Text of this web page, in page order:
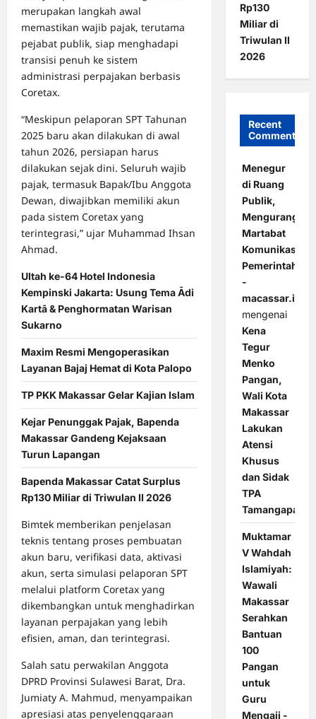
merupakan langkah awal
memastikan wajib pajak, terutama
pejabat publik, siap menghadapi
transisi penuh ke sistem
administrasi perpajakan berbasis
Coretax.
“Meskipun pelaporan SPT Tahunan
2025 baru akan dilakukan di awal
tahun 2026, persiapan harus
dilakukan sejak dini. Seluruh wajib
pajak, termasuk Bapak/Ibu Anggota
Dewan, diwajibkan memiliki akun
pada sistem Coretax yang
terintegrasi,” ujar Muhammad Ihsan
Ahmad.
Ultah ke-64 Hotel Indonesia
Kempinski Jakarta: Usung Tema Ādi
Kartā & Penghormatan Warisan
Sukarno
Maxim Resmi Mengoperasikan
Layanan Bajaj Hemat di Kota Palopo
TP PKK Makassar Gelar Kajian Islam
Kejar Penunggak Pajak, Bapenda
Makassar Gandeng Kejaksaan
Turun Lapangan
Bapenda Makassar Catat Surplus
Rp130 Miliar di Triwulan II 2026
Bimtek memberikan penjelasan
teknis tentang proses pembuatan
akun baru, verifikasi data, aktivasi
akun, serta simulasi pelaporan SPT
melalui platform Coretax yang
dikembangkan untuk menghadirkan
layanan perpajakan yang lebih
efisien, aman, dan terintegrasi.
Salah satu perwakilan Anggota
DPRD Provinsi Sulawesi Barat, Dra.
Jumiaty A. Mahmud, menyampaikan
apresiasi atas penyelenggaraan
Rp130
Miliar di
Triwulan II
2026
Recent
Comments
Menegur
di Ruang
Publik,
Mengurangi
Martabat
Komunikasi
Pemerintahan
-
macassar.id
mengenai
Kena
Tegur
Menko
Pangan,
Wali Kota
Makassar
Lakukan
Atensi
Khusus
dan Sidak
TPA
Tamangapa
Muktamar
V Wahdah
Islamiyah:
Wawali
Makassar
Serahkan
Bantuan
100
Pangan
untuk
Guru
Mengaji -